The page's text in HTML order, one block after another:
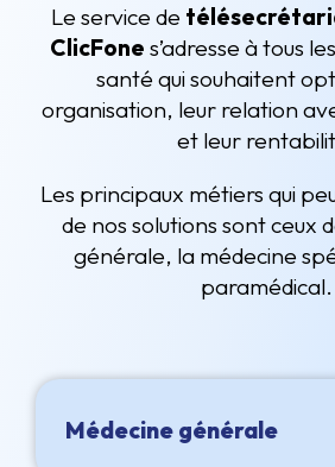
Le service de
ClicFone s’adresse à tous
santé qui souhaitent
organisation, leur relation
et leur
Les principaux métiers qui
de nos solutions sont ceux
générale, la médecine
paramédical.
Médecine générale